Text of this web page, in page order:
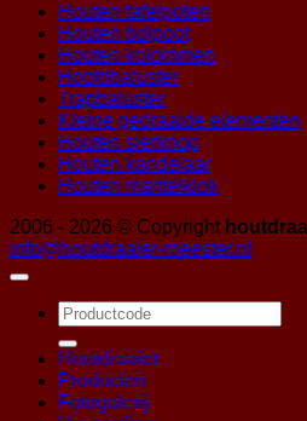
Houten tafelpoten
Houten bolpoot
Houten kolommen
Hoofdbaluster
Trapbaluster
Kleine gedraaide elementen
Houten sierknop
Houten kandelaar
Houten mantelklok
2006 - 2026 © Copyright
info@houtdraaier-meester.nl
Zoeken
naar:
Houtdraaier
Producten
Fotogalerij